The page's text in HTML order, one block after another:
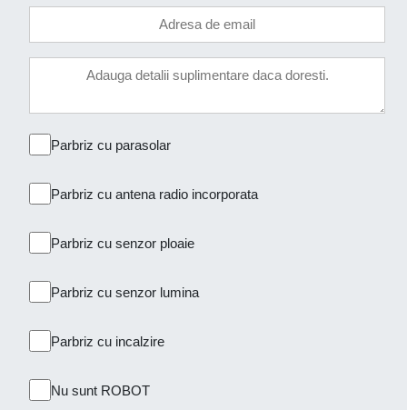
Parbriz cu parasolar
Parbriz cu antena radio incorporata
Parbriz cu senzor ploaie
Parbriz cu senzor lumina
Parbriz cu incalzire
Nu sunt ROBOT